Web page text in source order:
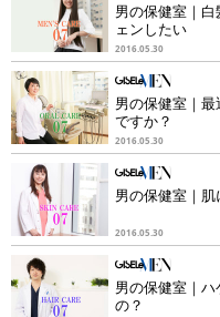
男の保健室｜
ェンしたい
2016.05.30
男の保健室｜
ですか？
2016.05.30
男の保健室｜
2016.05.30
男の保健室｜
の？